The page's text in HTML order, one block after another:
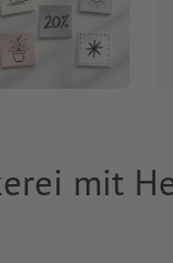
mit